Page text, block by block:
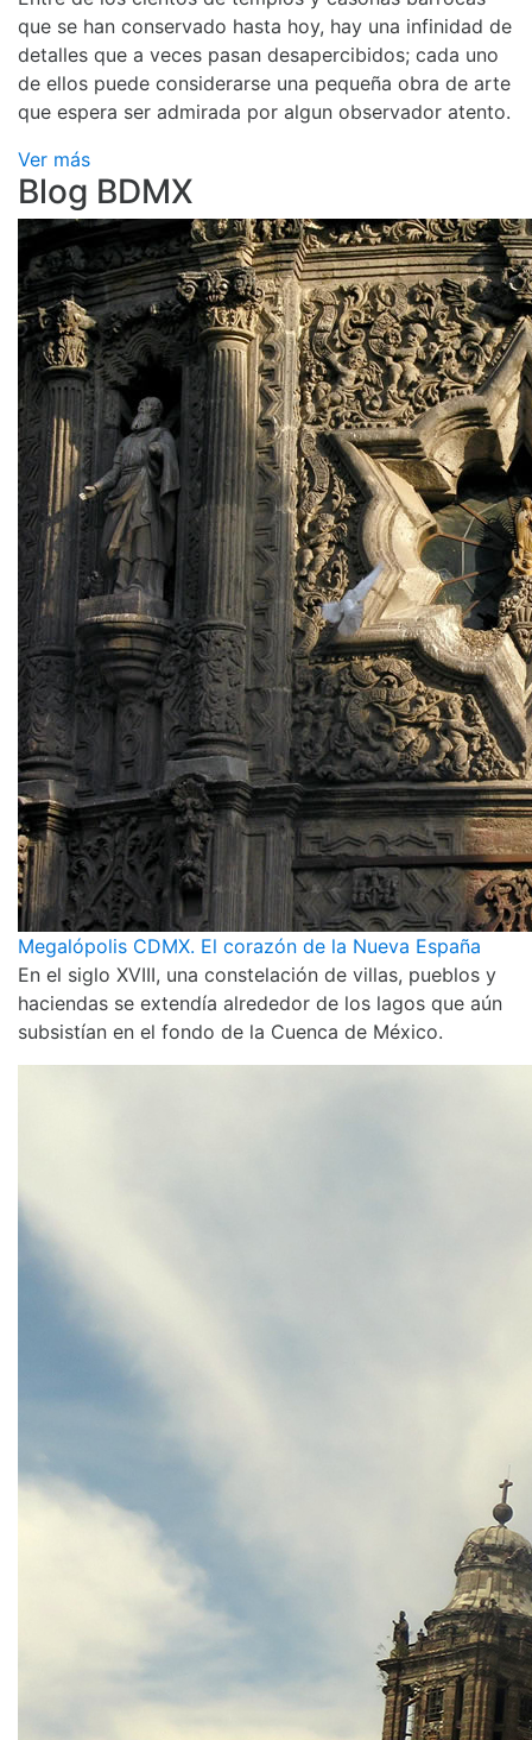
que se han conservado hasta hoy, hay una infinidad de
detalles que a veces pasan desapercibidos; cada uno
de ellos puede considerarse una pequeña obra de arte
que espera ser admirada por algun observador atento.
Ver más
Blog BDMX
Megalópolis CDMX. El corazón de la Nueva España
En el siglo XVIII, una constelación de villas, pueblos y
haciendas se extendía alrededor de los lagos que aún
subsistían en el fondo de la Cuenca de México.